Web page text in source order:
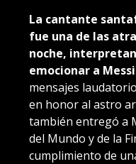
La cantante
fue una de las
noche,
emocionar a
mensajes
en honor al astro
también entregó a
del Mundo y de la
cumplimiento de